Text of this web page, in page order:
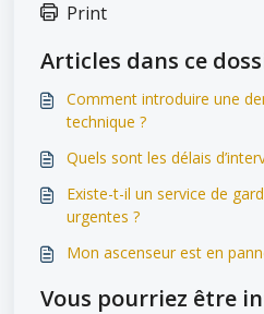
Print
Articles dans ce
Comment introduire une
technique ?
Quels sont les délais
Existe-t-il un service de
urgentes ?
Mon ascenseur est en
Vous pourriez être